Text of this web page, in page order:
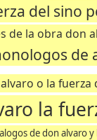
del sino
de la obra don
de
o la fuerza
la
de don alvaro y